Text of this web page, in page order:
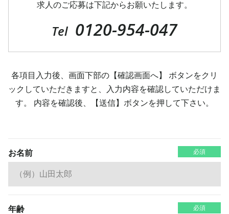
求人のご応募は下記からお願いたします。
Tel 0120-954-047
各項目入力後、画面下部の【確認画面へ】 ボタンをクリ
ックしていただきますと、入力内容を確認していただけま
す。 内容を確認後、【送信】ボタンを押して下さい。
お名前 必須
年齢 必須